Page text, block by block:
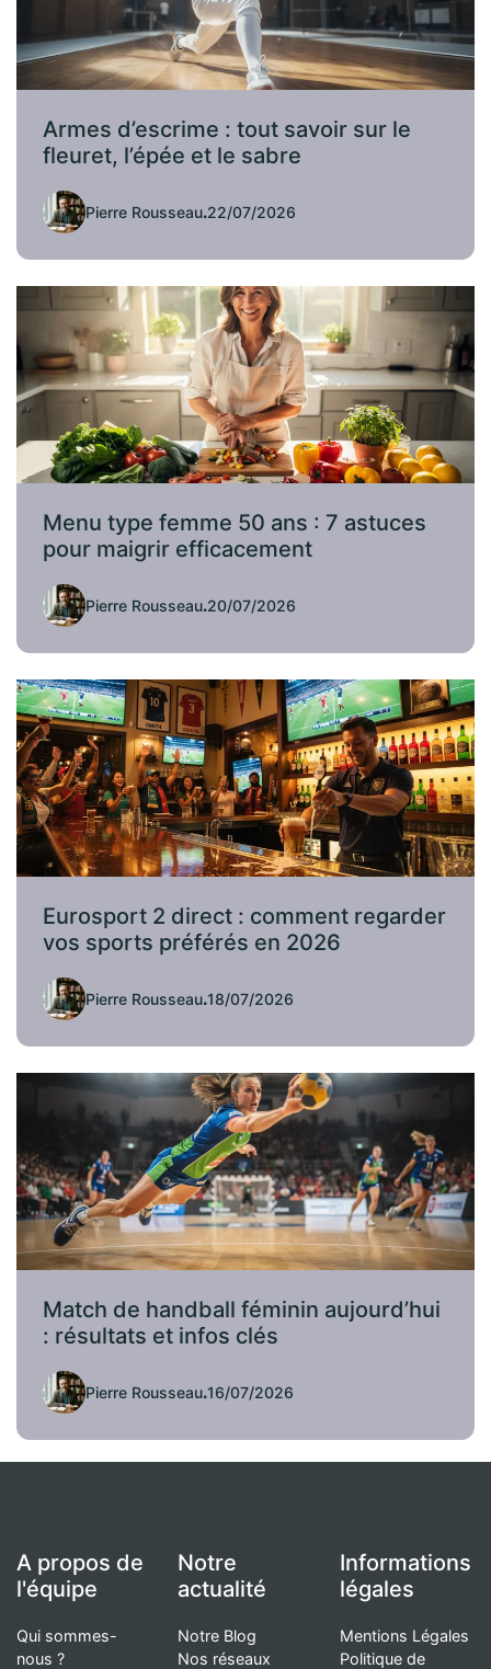
Armes d’escrime : tout savoir sur le
fleuret, l’épée et le sabre
Pierre Rousseau.22/07/2026
Menu type femme 50 ans : 7 astuces
pour maigrir efficacement
Pierre Rousseau.20/07/2026
Eurosport 2 direct : comment regarder
vos sports préférés en 2026
Pierre Rousseau.18/07/2026
Match de handball féminin aujourd’hui
: résultats et infos clés
Pierre Rousseau.16/07/2026
A propos de
l'équipe
Qui sommes-
nous ?
Notre
actualité
Notre Blog
Nos réseaux
Informations
légales
Mentions Légales
Politique de